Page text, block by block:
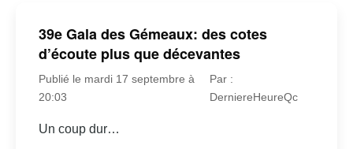
39e Gala des Gémeaux: des cotes
d’écoute plus que décevantes
Publié le mardi 17 septembre à
20:03
Par :
DerniereHeureQc
Un coup dur…